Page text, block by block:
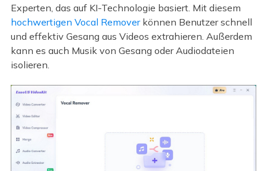
Experten, das auf KI-Technologie basiert. Mit diesem
hochwertigen Vocal Removerkönnen Benutzer schnell
und effektiv Gesang aus Videos extrahieren. Außerdem
kann es auch Musik von Gesang oder Audiodateien
isolieren.